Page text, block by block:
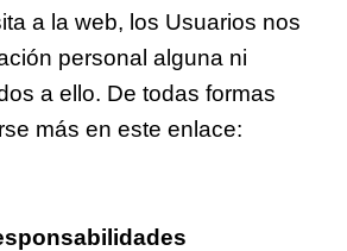
a la web, los Usuarios nos
personal alguna ni
a ello. De todas formas
más en este enlace: